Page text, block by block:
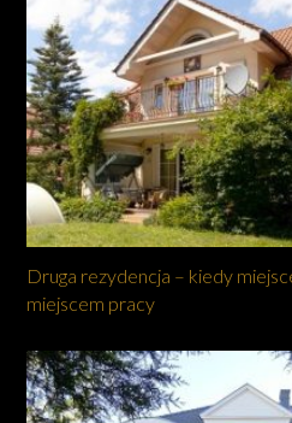
Druga rezydencja – kiedy
miejscem pracy